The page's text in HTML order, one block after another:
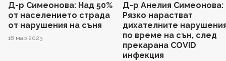
Д-р Симеонова: Над 50%
от населението страда
от нарушения на съня
18 мар 2023
Д-р Анелия Симеонова:
Рязко нарастват
дихателните
по време на сън, след
прекарана COVID
инфекция